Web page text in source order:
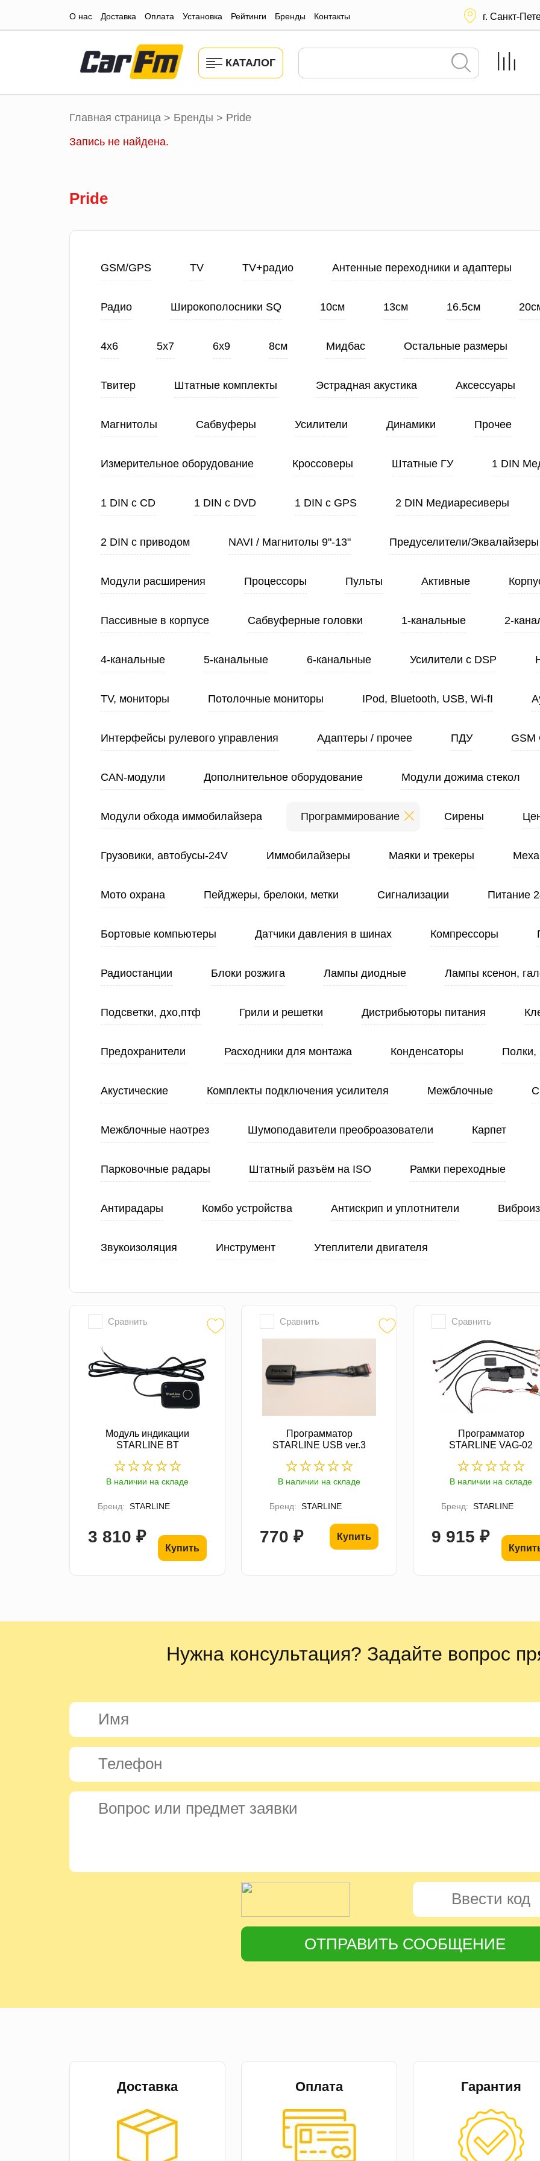
О нас Доставка Оплата Установка Рейтинги Бренды Контакты г. Санкт-
КАТАЛОГ
Главная страница > Бренды > Pride
Запись не найдена.
Pride
GSM/GPS TV TV+радио Антенные переходники и адаптеры
Радио Широкополосники SQ 10см 13см 16.5см
4х6 5х7 6х9 8см Мидбас Остальные размеры
Твитер Штатные комплекты Эстрадная акустика Аксессуары
Магнитолы Сабвуферы Усилители Динамики Прочее
Измерительное оборудование Кроссоверы Штатные ГУ 1 DIN
1 DIN с CD 1 DIN с DVD 1 DIN с GPS 2 DIN Медиаресиверы
2 DIN с приводом NAVI / Магнитолы 9"-13" Предуселители/Эквалайзеры
Модули расширения Процессоры Пульты Активные
Пассивные в корпусе Сабвуферные головки 1-канальные 2-
4-канальные 5-канальные 6-канальные Усилители с DSP
TV, мониторы Потолочные мониторы IPod, Bluetooth, USB, Wi-fI
Интерфейсы рулевого управления Адаптеры / прочее ПДУ GSM
CAN-модули Дополнительное оборудование Модули дожима стекол
Модули обхода иммобилайзера Программирование Сирены
Грузовики, автобусы-24V Иммобилайзеры Маяки и трекеры
Мото охрана Пейджеры, брелоки, метки Сигнализации Питание
Бортовые компьютеры Датчики давления в шинах Компрессоры
Радиостанции Блоки розжига Лампы диодные Лампы ксенон,
Подсветки, дхо,птф Грили и решетки Дистрибьюторы питания
Предохранители Расходники для монтажа Конденсаторы Полки,
Акустические Комплекты подключения усилителя Межблочные
Межблочные наотрез Шумоподавители преоброазователи Карпет
Парковочные радары Штатный разъём на ISO Рамки переходные
Антирадары Комбо устройства Антискрип и уплотнители
Звукоизоляция Инструмент Утеплители двигателя
Сравнить
Модуль индикации
STARLINE BT
В наличии на складе
Бренд: STARLINE
3 810 ₽
Купить
Сравнить
Программатор
STARLINE USB ver.3
В наличии на складе
Бренд: STARLINE
770 ₽ Купить
Сравнить
Программатор
STARLINE VAG-02
В наличии на складе
Бренд: STARLINE
9 915 ₽
Нужна консультация? Задайте вопрос
ОТПРАВИТЬ СООБЩЕНИЕ
Доставка Оплата Гарантия